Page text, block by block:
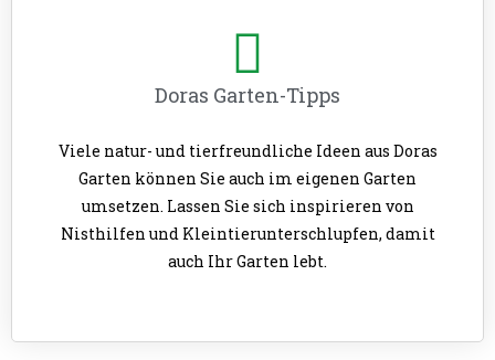
Doras Garten-Tipps
Viele natur- und tierfreundliche Ideen aus Doras
Garten können Sie auch im eigenen Garten
umsetzen. Lassen Sie sich inspirieren von
Nisthilfen und Kleintierunterschlupfen, damit
auch Ihr Garten lebt.